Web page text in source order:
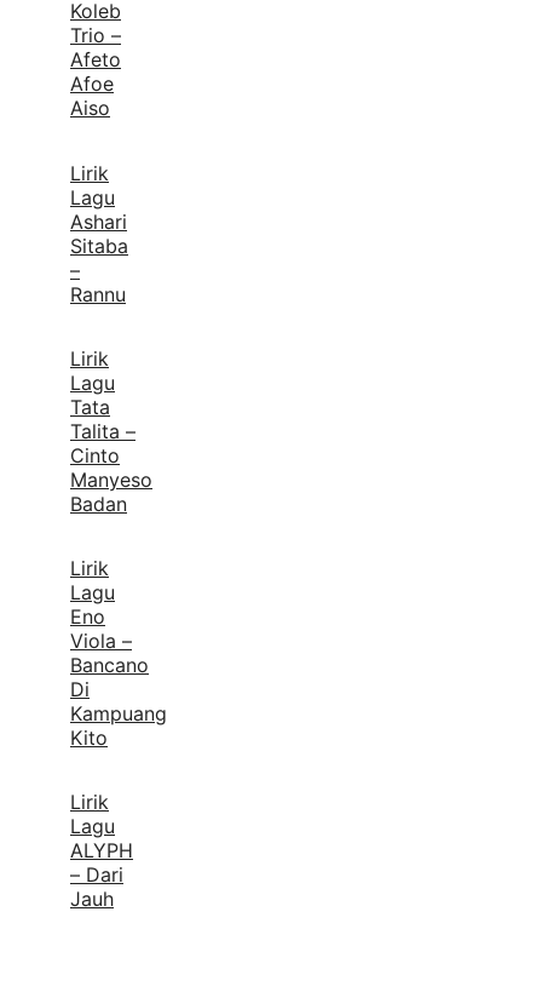
Koleb
Trio –
Afeto
Afoe
Aiso
Lirik
Lagu
Ashari
Sitaba
–
Rannu
Lirik
Lagu
Tata
Talita –
Cinto
Manyeso
Badan
Lirik
Lagu
Eno
Viola –
Bancano
Di
Kampuang
Kito
Lirik
Lagu
ALYPH
– Dari
Jauh